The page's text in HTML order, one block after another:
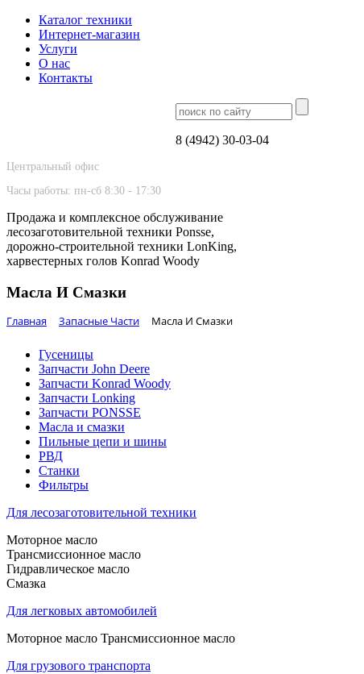
Каталог техники
Интернет-магазин
Услуги
О нас
Контакты
8 (4942) 30-03-04
Центральный офис
Часы работы: пн-сб 8:30 - 17:30
Продажа и комплексное обслуживание
лесозаготовительной техники Ponsse,
дорожно-строительной техники LonKing,
харвестерных голов Konrad Woody
Масла И Смазки
Главная Запасные Части Масла И Смазки
Гусеницы
Запчасти John Deere
Запчасти Konrad Woody
Запчасти Lonking
Запчасти PONSSE
Масла и смазки
Пильные цепи и шины
РВД
Станки
Фильтры
Для лесозаготовительной техники
Моторное масло
Трансмиссионное масло
Гидравлическое масло
Смазка
Для легковых автомобилей
Моторное масло Трансмиссионное масло
Для грузового транспорта